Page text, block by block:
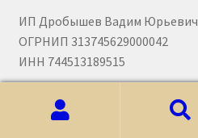
ИП Дробышев Вадим Юрьевич
ОГРНИП 313745629000042
ИНН 744513189515